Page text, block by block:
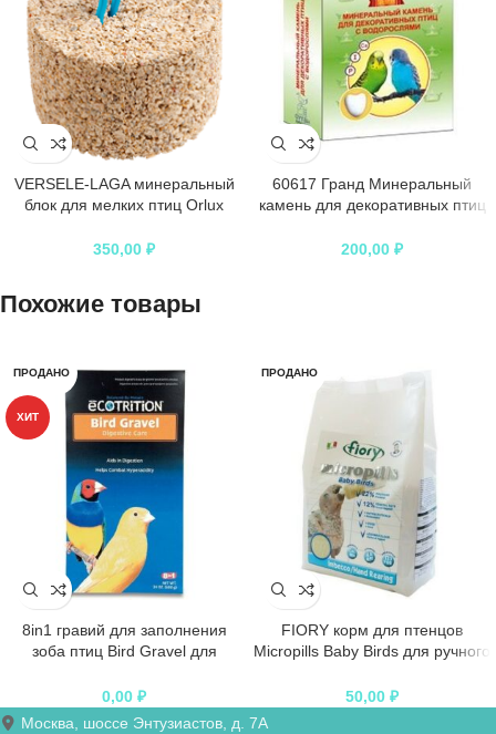
VERSELE-LAGA минеральный
блок для мелких птиц Orlux
350,00 ₽
60617 Гранд Минеральный
камень для декоративных птиц
200,00 ₽
Похожие товары
ПРОДАНО
ХИТ
8in1 гравий для заполнения
зоба птиц Bird Gravel для
0,00 ₽
ПРОДАНО
FIORY корм для птенцов
Micropills Baby Birds для ручного
50,00 ₽
Москва, шоссе Энтузиастов, д. 7А